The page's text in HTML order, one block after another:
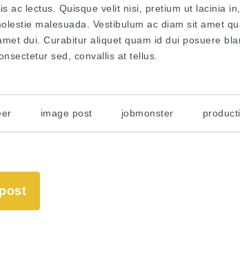
ac lectus. Quisque velit nisi, pretium ut lacinia
malesuada. Vestibulum ac diam sit amet
dui. Curabitur aliquet quam id dui posuere
sed, convallis at tellus.
image post jobmonster